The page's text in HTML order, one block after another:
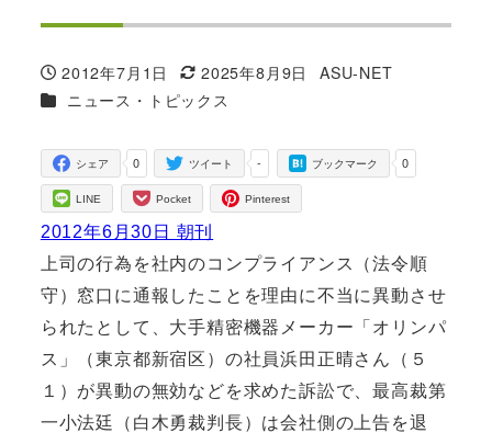
投稿日
2012年7月1日
更新日
2025年8月9日
著
ASU-NET
カテゴリー
ニュース・トピックス
0
シェア -
ツイート 0
ブックマーク
LINE Pocket Pinterest
2012年6月30日 朝刊
上司の行為を社内のコンプライアンス（法令順
守）窓口に通報したことを理由に不当に異動させ
られたとして、大手精密機器メーカー「オリンパ
ス」（東京都新宿区）の社員浜田正晴さん（５
１）が異動の無効などを求めた訴訟で、最高裁第
一小法廷（白木勇裁判長）は会社側の上告を退